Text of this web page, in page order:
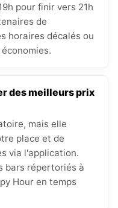
pour finir vers 21h
de
horaires décalés ou
des meilleurs prix
mais elle
place et de
via l'application.
bars répertoriés à
Hour en temps